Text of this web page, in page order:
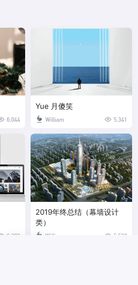
6,044
Yue 月傻笑
William 5,341
6,293
2019年终总结（幕墙设计
类）
William 5,538